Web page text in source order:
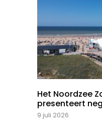
Het Noordzee
presenteert
9 juli 2026